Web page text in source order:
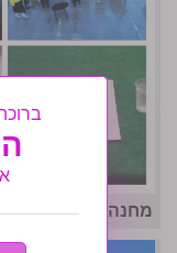
מחנה אחות תשפו-